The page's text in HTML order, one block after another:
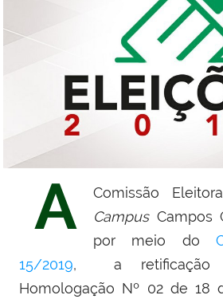
A
Comissão
CampusCampos
por meio do
15/2019, a retificação
Homologação Nº 02 de 18